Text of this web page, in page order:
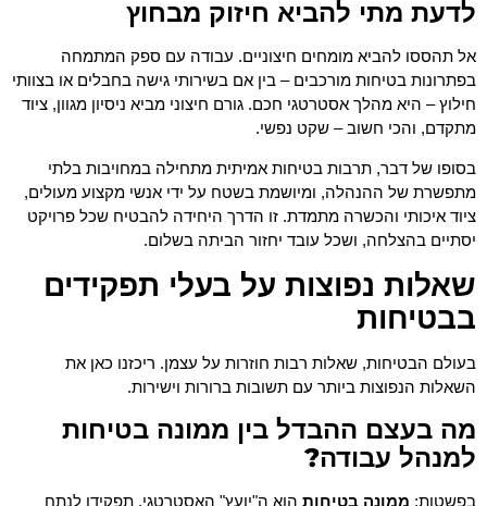
לדעת מתי להביא חיזוק מבחוץ
אל תהססו להביא מומחים חיצוניים. עבודה עם ספק המתמחה
בפתרונות בטיחות מורכבים – בין אם בשירותי גישה בחבלים או בצוותי
חילוץ – היא מהלך אסטרטגי חכם. גורם חיצוני מביא ניסיון מגוון, ציוד
מתקדם, והכי חשוב – שקט נפשי.
בסופו של דבר, תרבות בטיחות אמיתית מתחילה במחויבות בלתי
מתפשרת של ההנהלה, ומיושמת בשטח על ידי אנשי מקצוע מעולים,
ציוד איכותי והכשרה מתמדת. זו הדרך היחידה להבטיח שכל פרויקט
יסתיים בהצלחה, ושכל עובד יחזור הביתה בשלום.
שאלות נפוצות על בעלי תפקידים
בבטיחות
בעולם הבטיחות, שאלות רבות חוזרות על עצמן. ריכזנו כאן את
השאלות הנפוצות ביותר עם תשובות ברורות וישירות.
מה בעצם ההבדל בין ממונה בטיחות
למנהל עבודה?
בפשטות: ממונה בטיחות הוא ה"יועץ" האסטרטגי. תפקידו לנתח